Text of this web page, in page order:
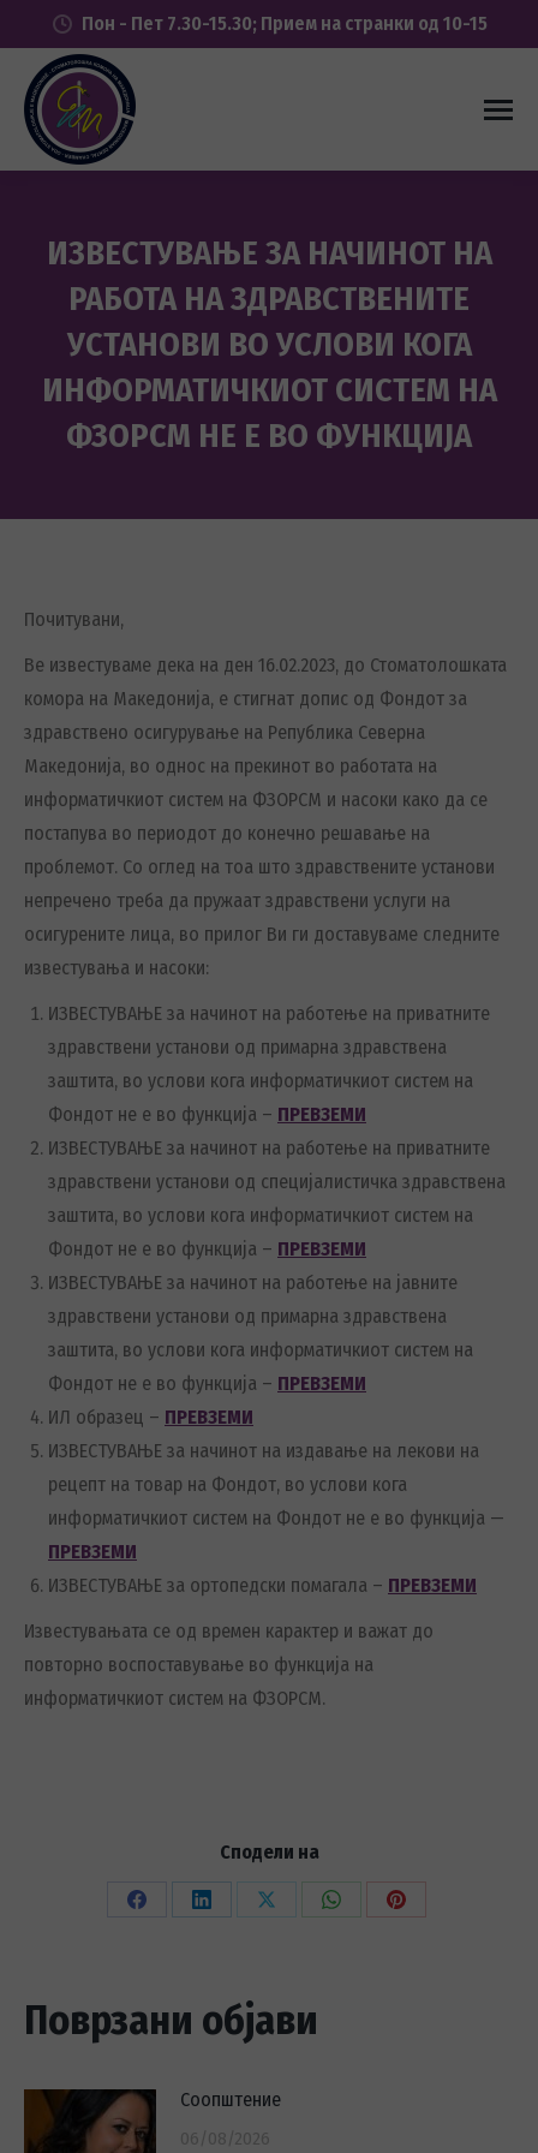
Пон - Пет 7.30-15.30; Прием на странки од 10-15
ИЗВЕСТУВАЊЕ ЗА НАЧИНОТ НА
РАБОТА НА ЗДРАВСТВЕНИТЕ
УСТАНОВИ ВО УСЛОВИ КОГА
ИНФОРМАТИЧКИОТ СИСТЕМ НА
ФЗОРСМ НЕ Е ВО ФУНКЦИЈА
Почитувани,
Ве известуваме дека на ден 16.02.2023, до Стоматолошката
комора на Македонија, е стигнат допис од Фондот за
здравствено осигурување на Република Северна
Македонија, во однос на прекинот во работата на
информатичкиот систем на ФЗОРСМ и насоки како да се
постапува во периодот до конечно решавање на
проблемот. Со оглед на тоа што здравствените установи
непречено треба да пружаат здравствени услуги на
осигурените лица, во прилог Ви ги доставуваме следните
известувања и насоки:
ИЗВЕСТУВАЊЕ за начинот на работење на приватните
здравствени установи од примарна здравствена
заштита, во услови кога информатичкиот систем на
Фондот не е во функција – ПРЕВЗЕМИ
ИЗВЕСТУВАЊЕ за начинот на работење на приватните
здравствени установи од специјалистичка здравствена
заштита, во услови кога информатичкиот систем на
Фондот не е во функција – ПРЕВЗЕМИ
ИЗВЕСТУВАЊЕ за начинот на работење на јавните
здравствени установи од примарна здравствена
заштита, во услови кога информатичкиот систем на
Фондот не е во функција – ПРЕВЗЕМИ
ИЛ образец – ПРЕВЗЕМИ
ИЗВЕСТУВАЊЕ за начинот на издавање на лекови на
рецепт на товар на Фондот, во услови кога
информатичкиот систем на Фондот не е во функција —
ПРЕВЗЕМИ
ИЗВЕСТУВАЊЕ за ортопедски помагала – ПРЕВЗЕМИ
Известувањата се од времен карактер и важат до
повторно воспоставување во функција на
информатичкиот систем на ФЗОРСМ.
Сподели на
Share
Share
Share
Share
Share
Поврзани објави
Соопштение
06/08/2026